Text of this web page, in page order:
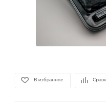
В избранное